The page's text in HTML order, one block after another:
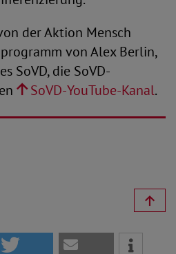
der Aktion Mensch
von Alex Berlin,
SoVD, die SoVD-
SoVD-YouTube-Kanal.